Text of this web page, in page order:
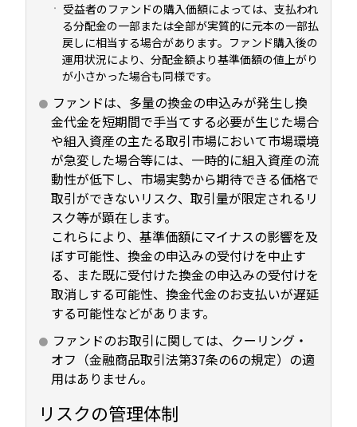
受益者のファンドの購入価額によっては、支払われ
る分配金の一部または全部が実質的に元本の一部払
戻しに相当する場合があります。ファンド購入後の
運用状況により、分配金額より基準価額の値上がり
が小さかった場合も同様です。
ファンドは、多量の換金の申込みが発生し換
金代金を短期間で手当てする必要が生じた場合
や組入資産の主たる取引市場において市場環境
が急変した場合等には、一時的に組入資産の流
動性が低下し、市場実勢から期待できる価格で
取引ができないリスク、取引量が限定されるリ
スク等が顕在します。
これらにより、基準価額にマイナスの影響を及
ぼす可能性、換金の申込みの受付けを中止す
る、また既に受付けた換金の申込みの受付けを
取消しする可能性、換金代金のお支払いが遅延
する可能性などがあります。
ファンドのお取引に関しては、クーリング・
オフ（金融商品取引法第37条の6の規定）の適
用はありません。
リスクの管理体制